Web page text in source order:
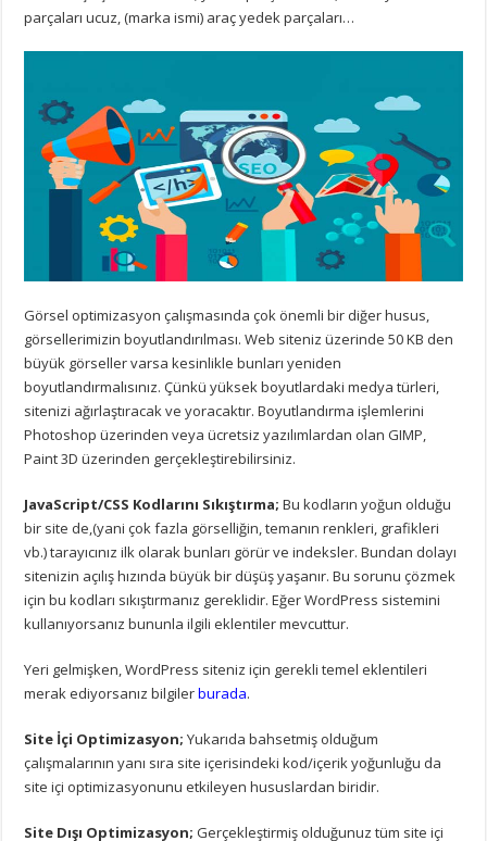
parçaları ucuz, (marka ismi) araç yedek parçaları…
Görsel optimizasyon çalışmasında çok önemli bir diğer husus,
görsellerimizin boyutlandırılması. Web siteniz üzerinde 50 KB den
büyük görseller varsa kesinlikle bunları yeniden
boyutlandırmalısınız. Çünkü yüksek boyutlardaki medya türleri,
sitenizi ağırlaştıracak ve yoracaktır. Boyutlandırma işlemlerini
Photoshop üzerinden veya ücretsiz yazılımlardan olan GIMP,
Paint 3D üzerinden gerçekleştirebilirsiniz.
JavaScript/CSS Kodlarını Sıkıştırma;Bu kodların yoğun olduğu
bir site de,(yani çok fazla görselliğin, temanın renkleri, grafikleri
vb.) tarayıcınız ilk olarak bunları görür ve indeksler. Bundan dolayı
sitenizin açılış hızında büyük bir düşüş yaşanır. Bu sorunu çözmek
için bu kodları sıkıştırmanız gereklidir. Eğer WordPress sistemini
kullanıyorsanız bununla ilgili eklentiler mevcuttur.
Yeri gelmişken, WordPress siteniz için gerekli temel eklentileri
merak ediyorsanız bilgilerburada.
Site İçi Optimizasyon; Yukarıda bahsetmiş olduğum
çalışmalarının yanı sıra site içerisindeki kod/içerik yoğunluğu da
site içi optimizasyonunu etkileyen hususlardan biridir.
Site Dışı Optimizasyon;Gerçekleştirmiş olduğunuz tüm site içi